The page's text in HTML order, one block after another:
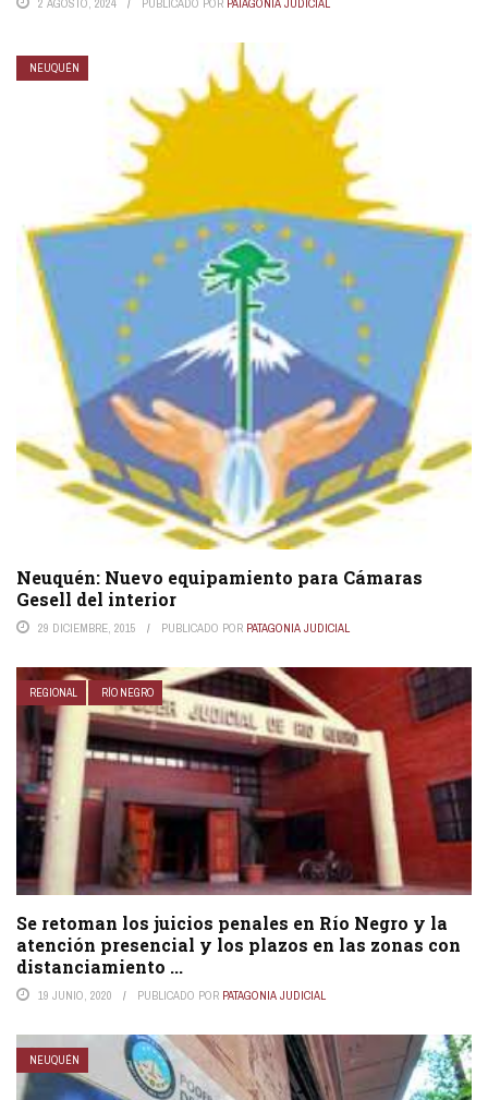
NEUQUÉN
Neuquén: Nuevo equipamiento para Cámaras
Gesell del interior
29 DICIEMBRE, 2015 PUBLICADO POR PATAGONIA JUDICIAL
REGIONAL RÍO NEGRO
Se retoman los juicios penales en Río Negro y la
atención presencial y los plazos en las zonas con
distanciamiento ...
19 JUNIO, 2020 PUBLICADO POR PATAGONIA JUDICIAL
NEUQUÉN